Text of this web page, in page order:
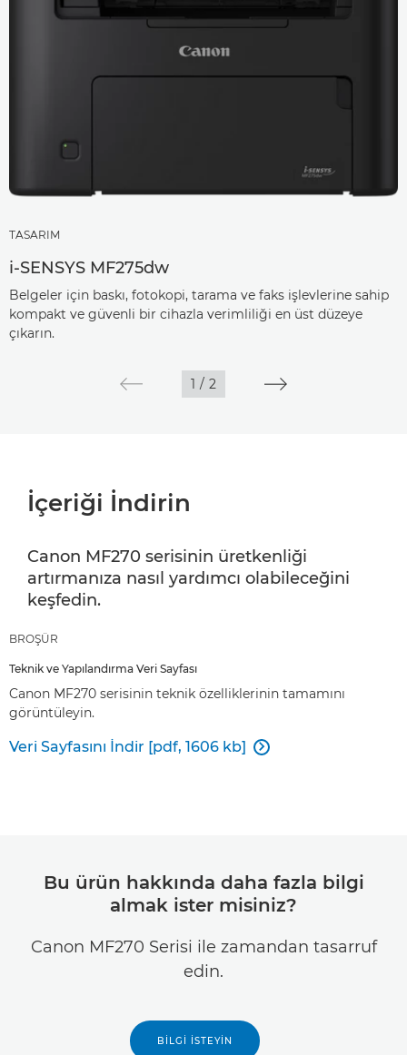
TASARIM
i-SENSYS MF275dw
Belgeler için baskı, fotokopi, tarama ve faks işlevlerine sahip
kompakt ve güvenli bir cihazla verimliliği en üst düzeye
çıkarın.
1 / 2
İçeriği İndirin
Canon MF270 serisinin üretkenliği
artırmanıza nasıl yardımcı olabileceğini
keşfedin.
BROŞÜR
Teknik ve Yapılandırma Veri Sayfası
Canon MF270 serisinin teknik özelliklerinin tamamını
görüntüleyin.
Veri Sayfasını İndir [pdf, 1606 kb] 
Bu ürün hakkında daha fazla bilgi
almak ister misiniz?
Canon MF270 Serisi ile zamandan tasarruf
edin.
BILGI İSTEYIN